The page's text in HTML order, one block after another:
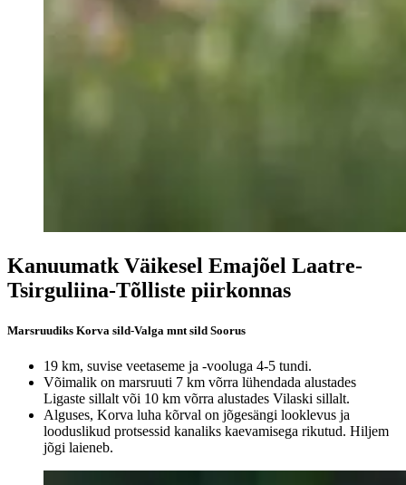
Kanuumatk Väikesel Emajõel Laatre-
Tsirguliina-Tõlliste piirkonnas
Marsruudiks Korva sild-Valga mnt sild Soorus
19 km, suvise veetaseme ja -vooluga 4-5 tundi.
Võimalik on marsruuti 7 km võrra lühendada alustades
Ligaste sillalt või 10 km võrra alustades Vilaski sillalt.
Alguses, Korva luha kõrval on jõgesängi looklevus ja
looduslikud protsessid kanaliks kaevamisega rikutud. Hiljem
jõgi laieneb.